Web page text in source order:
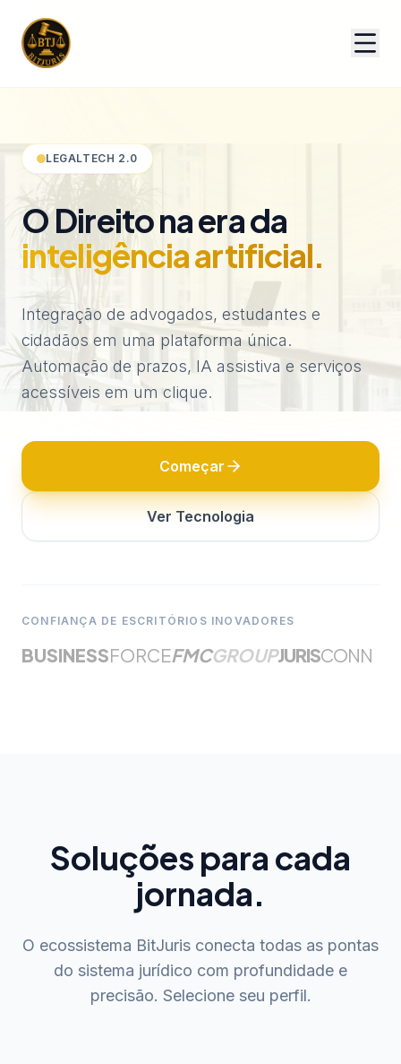
Entrar
Crie Sua Conta
LEGALTECH 2.0
O Direito na era da
inteligência artificial.
Integração de advogados, estudantes e
cidadãos em uma plataforma única.
Automação de prazos, IA assistiva e serviços
acessíveis em um clique.
Começar
Ver Tecnologia
CONFIANÇA DE ESCRITÓRIOS INOVADORES
BUSINESSFORCEFMCGROUPJURISCONN
Soluções para cada
jornada.
O ecossistema BitJuris conecta todas as pontas
do sistema jurídico com profundidade e
precisão. Selecione seu perfil.